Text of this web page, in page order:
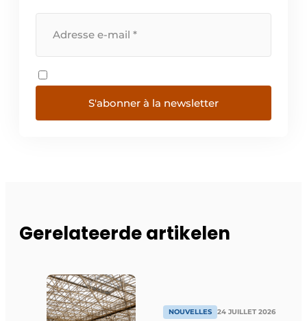
S'abonner à la newsletter
Gerelateerde artikelen
NOUVELLES 24 JUILLET 2026